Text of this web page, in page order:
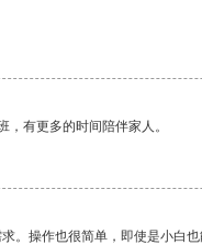
有更多的时间陪伴家人。
。操作也很简单，即使是小白也